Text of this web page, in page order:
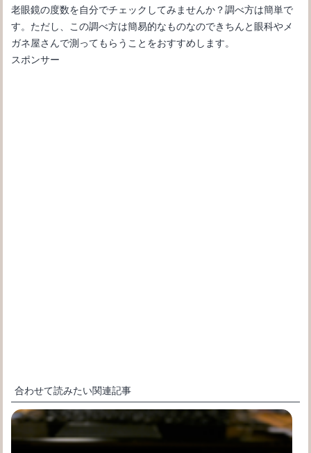
老眼鏡の度数を自分でチェックしてみませんか？調べ方は簡単で
す。ただし、この調べ方は簡易的なものなのできちんと眼科やメ
ガネ屋さんで測ってもらうことをおすすめします。
スポンサー
合わせて読みたい関連記事